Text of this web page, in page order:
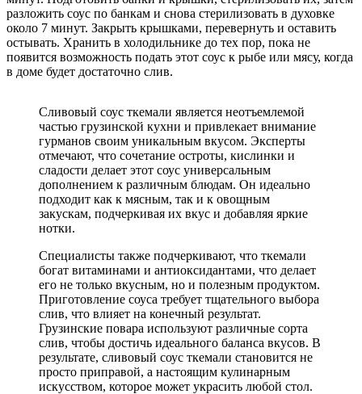
разложить соус по банкам и снова стерилизовать в духовке
около 7 минут. Закрыть крышками, перевернуть и оставить
остывать. Хранить в холодильнике до тех пор, пока не
появится возможность подать этот соус к рыбе или мясу, когда
в доме будет достаточно слив.
Сливовый соус ткемали является неотъемлемой
частью грузинской кухни и привлекает внимание
гурманов своим уникальным вкусом. Эксперты
отмечают, что сочетание остроты, кислинки и
сладости делает этот соус универсальным
дополнением к различным блюдам. Он идеально
подходит как к мясным, так и к овощным
закускам, подчеркивая их вкус и добавляя яркие
нотки.
Специалисты также подчеркивают, что ткемали
богат витаминами и антиоксидантами, что делает
его не только вкусным, но и полезным продуктом.
Приготовление соуса требует тщательного выбора
слив, что влияет на конечный результат.
Грузинские повара используют различные сорта
слив, чтобы достичь идеального баланса вкусов. В
результате, сливовый соус ткемали становится не
просто приправой, а настоящим кулинарным
искусством, которое может украсить любой стол.